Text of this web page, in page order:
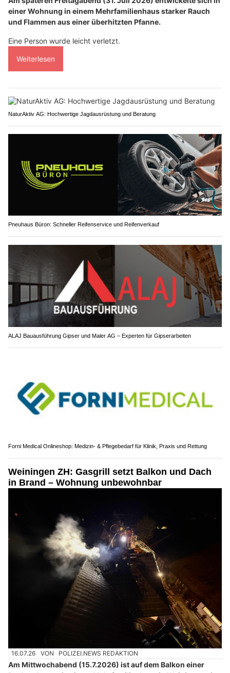
einer Wohnung in einem Mehrfamilienhaus starker Rauch
und Flammen aus einer überhitzten Pfanne.
Eine Person wurde leicht verletzt.
Weiterlesen
NaturAktiv AG: Hochwertige Jagdausrüstung und Beratung
Pneuhaus Büron: Schneller Reifenservice und Reifenverkauf
ALAJ Bauausführung Gipser und Maler AG – Experten für Gipserarbeiten
Forni Medical Onlineshop: Medizin- & Pflegebedarf für Klinik, Praxis und Rettung
Weiningen ZH: Gasgrill setzt Balkon und Dach
in Brand – Wohnung unbewohnbar
16.07.26 VON POLIZEI.NEWS REDAKTION
Am Mittwochabend (15.7.2026) ist auf dem Balkon einer